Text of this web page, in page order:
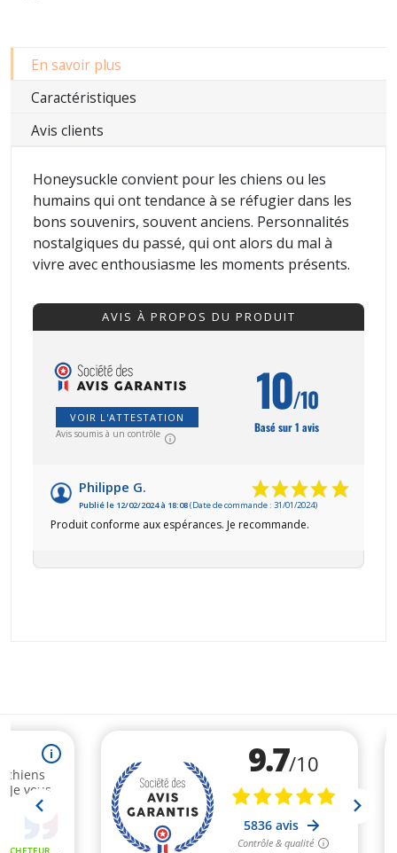
En savoir plus
Caractéristiques
Avis clients
Honeysuckle convient pour les chiens ou les
humains qui ont tendance à se réfugier dans les
bons souvenirs, souvent anciens. Personnalités
nostalgiques du passé, qui ont alors du mal à
vivre avec enthousiasme les moments présents.
AVIS À PROPOS DU PRODUIT
VOIR L'ATTESTATION
Avis soumis à un contrôle
10/10
Basé sur 1 avis
Philippe G.
Publié le 12/02/2024 à 18:08(Date de commande : 31/01/2024)
Produit conforme aux espérances. Je recommande.